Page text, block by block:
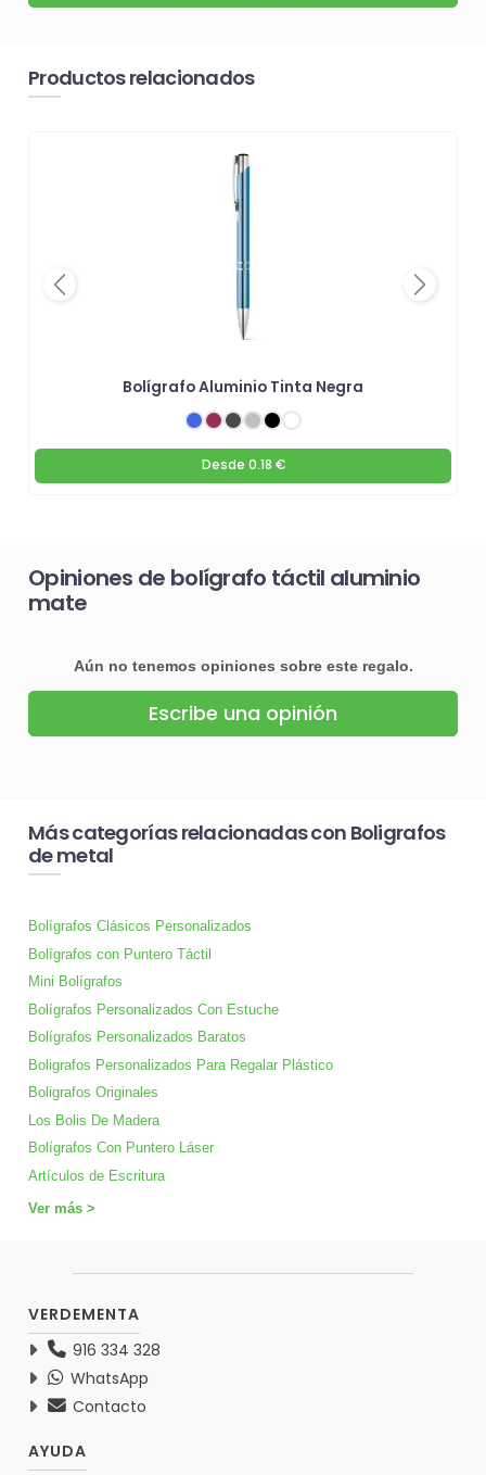
Productos relacionados
Bolígrafo Aluminio Tinta Negra
Desde 0.18 €
Previous Next
Opiniones de bolígrafo táctil aluminio
mate
Aún no tenemos opiniones sobre este regalo.
Escribe una opinión
Más categorías relacionadas con Boligrafos
de metal
Bolígrafos Clásicos Personalizados
Bolígrafos con Puntero Táctil
Mini Bolígrafos
Bolígrafos Personalizados Con Estuche
Bolígrafos Personalizados Baratos
Boligrafos Personalizados Para Regalar Plástico
Boligrafos Originales
Los Bolis De Madera
Bolígrafos Con Puntero Láser
Artículos de Escritura
Ver más >
VERDEMENTA
916 334 328
WhatsApp
Contacto
AYUDA